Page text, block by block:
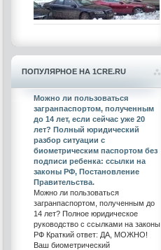
ПОПУЛЯРНОЕ НА 1CRE.RU
Можно ли пользоваться
загранпаспортом, полученным
до 14 лет, если сейчас уже 20
лет? Полный юридический
разбор ситуации с
биометрическим паспортом без
подписи ребенка: ссылки на
законы РФ, Постановление
Правительства.
Можно ли пользоваться
загранпаспортом, полученным до
14 лет? Полное юридическое
руководство с ссылками на законы
РФ Краткий ответ: ДА, МОЖНО!
Ваш биометрический